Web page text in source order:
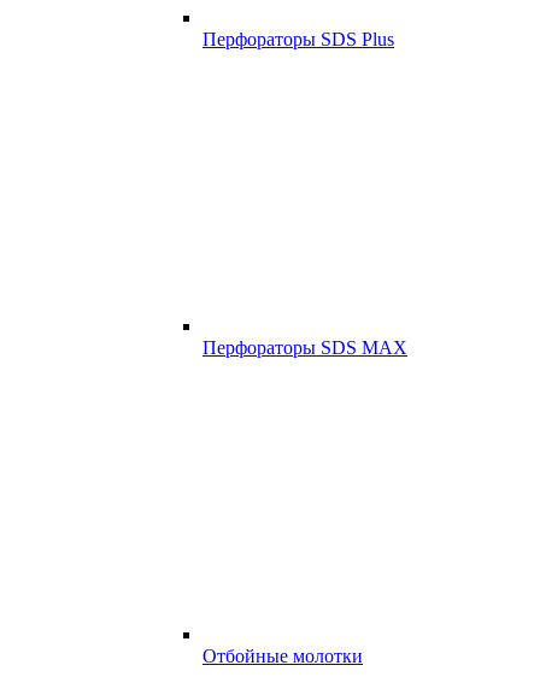
Перфораторы SDS Plus
Перфораторы SDS MAX
Отбойные молотки